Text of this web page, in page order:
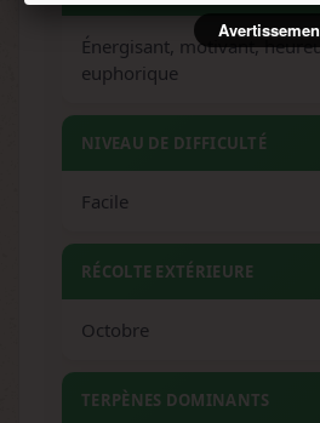
Énergisant, motivant,
euphorique
NIVEAU DE DIFFICULTÉ
Facile
RÉCOLTE EXTÉRIEURE
Octobre
TERPÈNES DOMINANTS